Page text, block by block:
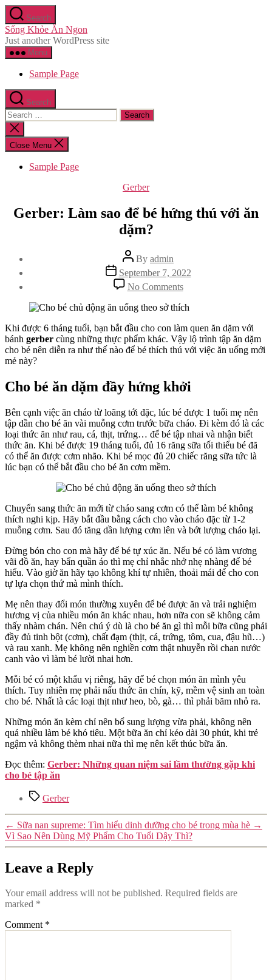
Skip
to
the
content
Search
Sống Khỏe Ăn Ngon
Just another WordPress site
Menu
Sample Page
Search
Search
for:
Close
search
Close Menu
Sample Page
Categories
Gerber
Gerber: Làm sao để bé hứng thú với ăn
dặm?
Post
author
By admin
Post
date
September 7, 2022
No Commentson
Gerber:
Làm
để
bé
hứng
ăn
dặm?
Khi được 6 tháng tuổi, bạn bắt đầu cho con làm quen ăn dặm với
bánh gerber cùng những thực phẩm khác. Vậy lộ trình tập ăn dặm
cho bé nên diễn ra như thế nào để bé thích thú với việc ăn uống mới
mẻ này?
Cho bé ăn dặm đầy hứng khởi
Bên cạnh việc ăn cháo từ loãng tới đặc, lúc bé được 1 tuổi mẹ nên
tập dần cho bé ăn vài muỗng cơm trước bữa cháo. Đi kèm đó là các
loại thức ăn như rau, cá, thịt, trứng… để bé tập nhai và nhận biết
thức ăn. Khi bé được 19 tháng tuổi, đủ 16 răng sữa tối thiểu bé đã
có thể ăn được cơm nhão. Khi bé mọc đủ 20 chiếc răng sữa tức là
lúc bạn có thể bắt đầu cho bé ăn cơm mềm.
Chuyển sang thức ăn mới từ cháo sang cơm có thể làm bé không
thích nghi kịp. Hãy bắt đầu bằng cách cho vào cháo đặc từ 1-2
muỗng cơm. Sau đó tăng dần lượng cơm lên và bớt lượng cháo lại.
Đừng bón cho con mà hãy để bé tự xúc ăn. Nếu bé có làm vương
vãi đồ ăn, hay bẩn quần áo thì mẹ chỉ nhắc nhở nhẹ nhàng để bé
hiểu. Vào giờ ăn hãy tạo không khí tự nhiên, thoải mái để cho con
tự lựa chọn thứ mà mình thích.
Mẹ nên thay đổi món thường xuyên để bé được ăn và trải nghiệm
hương vị của nhiều món ăn khác nhau, hơn nữa con sẽ không cảm
thấy nhàm chán. Nên chú ý dù là cho bé ăn gì thì mỗi bữa cũng phải
đầy đủ tinh bột (cơm), chất đạm (thịt, cá, trứng, tôm, cua, đậu hũ…)
và rau xanh. Mẹ không nên nghiền cơm thật nhuyễn rồi chan nước
canh vào vì làm bé lười nhai hơn.
Mỗi bé có một khẩu vị riêng, hãy để bé chọn món ăn mình yêu
thích. Tuy nhiên mẹ phải nấu thức ăn chín, kỹ, mềm vệ sinh an toàn
cho bé. Nhất là các loại thịt như heo, bò, gà… thì phải băm nhỏ ra.
Những món ăn kèm chỉ nên bổ sung lượng vừa phải, không nên
quá nhiều làm bé khó tiêu. Một bữa ăn chỉ kéo dài 30 phút, khi trẻ
ngậm và không thèm nhai nữa thì mẹ nên kết thúc bữa ăn.
Đọc thêm: Gerber: Những quan niệm sai lầm thường gặp khi
cho bé tập ăn
TagsGerber
← Sữa nan supreme: Tìm hiểu dinh dưỡng cho bé trong mùa hè →
Vì Sao Nên Dùng Mỹ Phẩm Cho Tuổi Dậy Thì?
Leave a Reply
Your email address will not be published. Required fields are
marked *
Comment *